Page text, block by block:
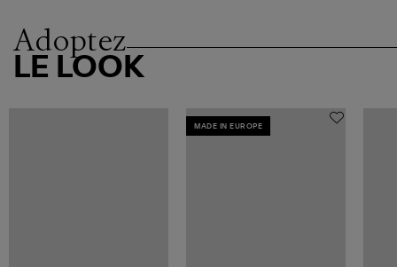
Adoptez
LE LOOK
MADE IN EUROPE